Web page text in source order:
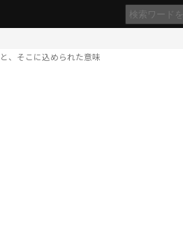
、そこに込められた意味